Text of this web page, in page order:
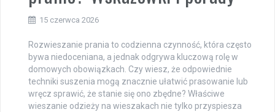
15 czerwca 2026
Rozwieszanie prania to codzienna czynność, która często
bywa niedoceniana, a jednak odgrywa kluczową rolę w
domowych obowiązkach. Czy wiesz, że odpowiednie
techniki suszenia mogą znacznie ułatwić prasowanie lub
wręcz sprawić, że stanie się ono zbędne? Właściwe
wieszanie odzieży na wieszakach nie tylko przyspiesza